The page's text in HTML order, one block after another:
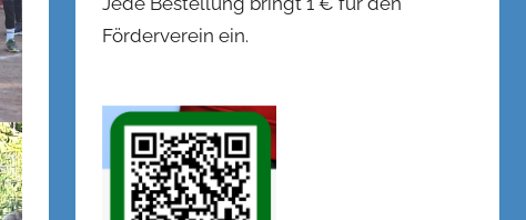
Förderverein ein.